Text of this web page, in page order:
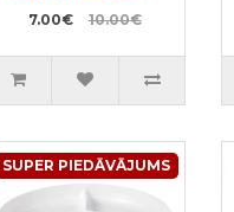
indikatoru 2gab
7.00€ 10.00€
SUPER PIEDĀVĀJUMS